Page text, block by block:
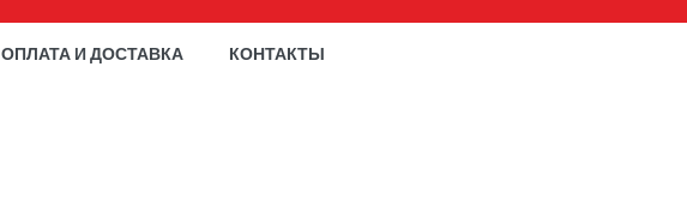
ОПЛАТА И ДОСТАВКА КОНТАКТЫ